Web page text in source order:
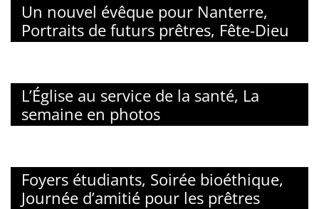
Un nouvel évêque pour Nanterre,
Portraits de futurs prêtres, Fête-Dieu
L’Église au service de la santé, La
semaine en photos
Foyers étudiants, Soirée bioéthique,
Journée d’amitié pour les prêtres